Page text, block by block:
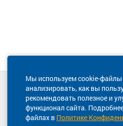
Мы используем cookie-файлы
анализировать, как вы
рекомендовать полезное и
функционал сайта.
файлах в Политике
Техническая
8 800 600-